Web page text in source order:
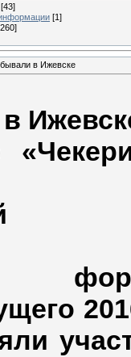
[43]
[1]
в Ижевске